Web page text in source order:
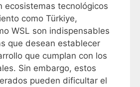
ecosistemas tecnológicos
como Türkiye,
WSL son indispensables
que desean establecer
que cumplan con los
Sin embargo, estos
pueden dificultar el